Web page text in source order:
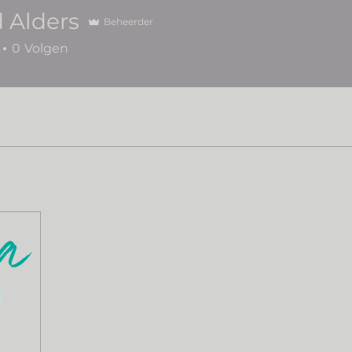
Alders Beheerder
0 Volgen